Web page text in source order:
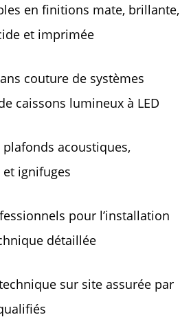
en finitions mate, brillante,
et imprimée
couture de systèmes
caissons lumineux à LED
plafonds acoustiques,
et ignifuges
pour l’installation
détaillée
sur site assurée par